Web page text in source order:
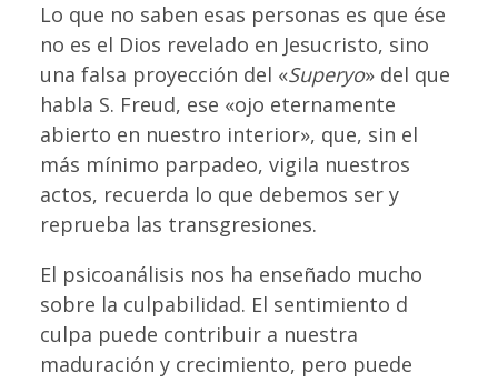
Lo que no saben esas personas es que ése
no es el Dios revelado en Jesucristo, sino
una falsa proyección del «Superyo» del que
habla S. Freud, ese «ojo eternamente
abierto en nuestro interior», que, sin el
más mínimo parpadeo, vigila nuestros
actos, recuerda lo que debemos ser y
reprueba las transgresiones.
El psicoanálisis nos ha enseñado mucho
sobre la culpabilidad. El sentimiento d
culpa puede contribuir a nuestra
maduración y crecimiento, pero puede